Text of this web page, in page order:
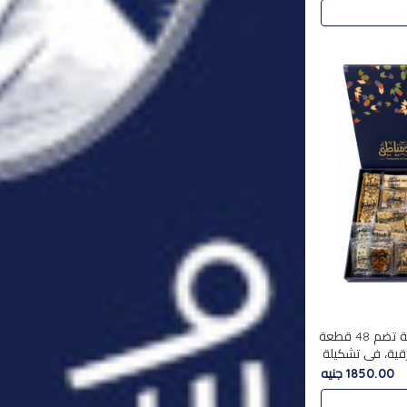
استمتع بتجربة فاخرة مع علبة تضم 48 قطعة
في تشكيلة
1850.00 جنيه